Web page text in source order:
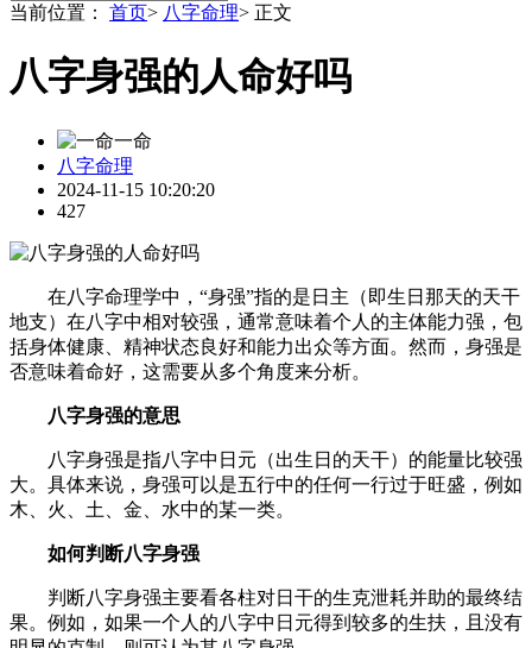
当前位置： 首页> 八字命理> 正文
八字身强的人命好吗
一命
八字命理
2024-11-15 10:20:20
427
在八字命理学中，“身强”指的是日主（即生日那天的天干
地支）在八字中相对较强，通常意味着个人的主体能力强，包
括身体健康、精神状态良好和能力出众等方面。然而，身强是
否意味着命好，这需要从多个角度来分析。
八字身强的意思
八字身强是指八字中日元（出生日的天干）的能量比较强
大。具体来说，身强可以是五行中的任何一行过于旺盛，例如
木、火、土、金、水中的某一类。
如何判断八字身强
判断八字身强主要看各柱对日干的生克泄耗并助的最终结
果。例如，如果一个人的八字中日元得到较多的生扶，且没有